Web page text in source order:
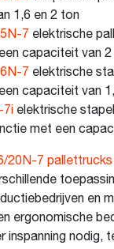
1,6 en 2 ton
7 elektrische
capaciteit van 2
7 elektrische
capaciteit van
7i elektrische
met een
20N-7 pallettrucks
en
ergonomische
inspanning nodig,